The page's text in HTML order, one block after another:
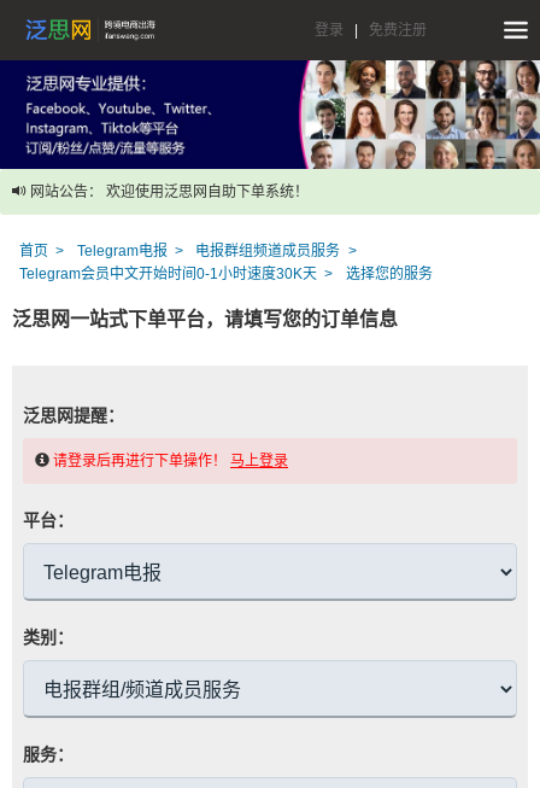
登录 免费注册
网站公告： 欢迎使用泛思网自助下单系统！
首页 Telegram电报
电报群组频道成员服务
Telegram会员中文开始时间0-1小时速度30K天
选择您的服务
泛思网一站式下单平台，请填写您的订单信息
泛思网提醒：
请登录后再进行下单操作！ 马上登录
平台：
类别：
服务：